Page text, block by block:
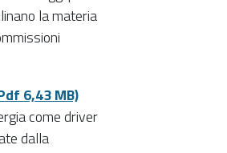
la materia
6,43 MB)
come driver
dalla